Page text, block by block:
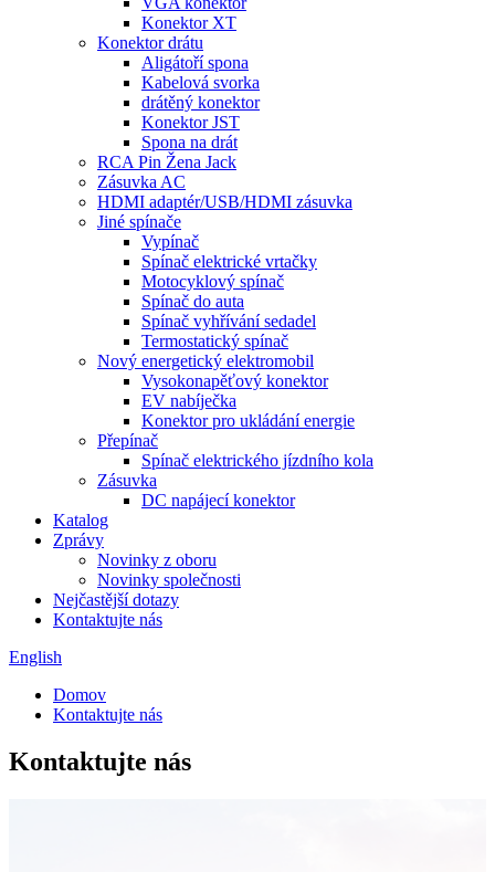
Konektor XT
Konektor drátu
Aligátoří spona
Kabelová svorka
drátěný konektor
Konektor JST
Spona na drát
RCA Pin Žena Jack
Zásuvka AC
HDMI adaptér/USB/HDMI zásuvka
Jiné spínače
Vypínač
Spínač elektrické vrtačky
Motocyklový spínač
Spínač do auta
Spínač vyhřívání sedadel
Termostatický spínač
Nový energetický elektromobil
Vysokonapěťový konektor
EV nabíječka
Konektor pro ukládání energie
Přepínač
Spínač elektrického jízdního kola
Zásuvka
DC napájecí konektor
Katalog
Zprávy
Novinky z oboru
Novinky společnosti
Nejčastější dotazy
Kontaktujte nás
English
Domov
Kontaktujte nás
Kontaktujte nás